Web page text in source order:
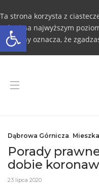
Otwórz pasek narzędzi
Ta strona korzysta z
usługi na najwyższym
ze strony oznacza, że
Dąbrowa Górnicza,
Porady
dobie
23 lipca 2020